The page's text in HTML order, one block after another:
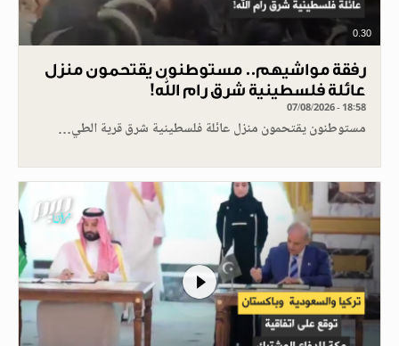
0.30
رفقة مواشيهم.. مستوطنون يقتحمون منزل
عائلة فلسطينية شرق رام الله!
07/08/2026 - 18:58
مستوطنون يقتحمون منزل عائلة فلسطينية شرق قرية الطي…